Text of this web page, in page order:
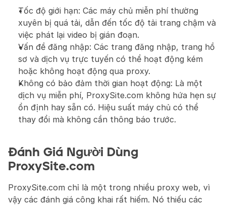
Tốc độ giới hạn: Các máy chủ miễn phí thường
xuyên bị quá tải, dẫn đến tốc độ tải trang chậm và
việc phát lại video bị gián đoạn.
Vấn đề đăng nhập: Các trang đăng nhập, trang hồ
sơ và dịch vụ trực tuyến có thể hoạt động kém
hoặc không hoạt động qua proxy.
Không có bảo đảm thời gian hoạt động: Là một
dịch vụ miễn phí, ProxySite.com không hứa hẹn sự
ổn định hay sẵn có. Hiệu suất máy chủ có thể
thay đổi mà không cần thông báo trước.
Đánh Giá Người Dùng
ProxySite.com
ProxySite.com chỉ là một trong nhiều proxy web, vì
vậy các đánh giá công khai rất hiếm. Nó thiếu các